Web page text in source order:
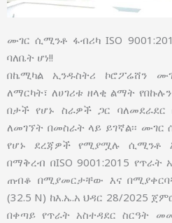
ሙገር ሲሚንቶ ፋብሪካ ISO
ባለቤት ሆነ!!
በኬሚካል ኢንዱስትሪ ኮሮፖሬሸን
ለማርካት፣ ለሀገሪቱ ዘላቂ ልማት
በታች የሆኑ ስራዎች ጋር
ለመገኘት በመስራት ላይ ይገኛል፡፡
የሆኑ ደረጃዎች የሚያሟሉ ሲሚንቶ
በማቅረብ በISO 9001:2015
ጠብቆ በሚያመርታቸው እና
(32.5 N) ከእ.ኤ.አ ህዳር 28/2025
በቀጣይ የጥራት አስተዳደር ስርዓት